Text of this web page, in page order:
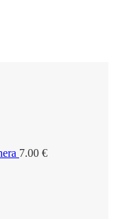
7.00 €